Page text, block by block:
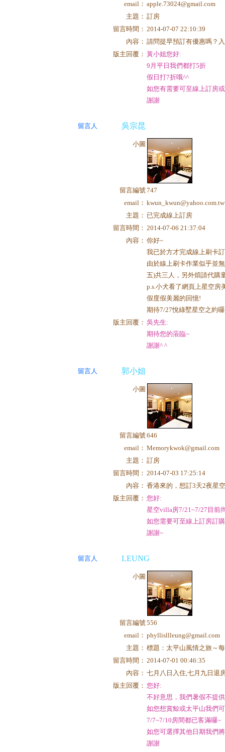
email： apple.73024@gmail.com
主題： 訂房
留言時間： 2014-07-07 22:10:39
內容： 請問提早預訂有優惠嗎？
版主回覆： 黃小姐您好:
9月平日我們都打5折
假日打7折哦^^
如您有需要可至線上訂房
謝謝
留言人 吳宗昆
小圖
留言編號747
email： kwun_kwun@yahoo.com.tw
主題： 已完成線上訂房
留言時間： 2014-07-06 21:37:04
內容： 你好~
我已於方才完成線上刷卡
由於線上刷卡作業似乎並
五)共三人，另外煩請代購
p.s.小犬看了網頁上星空
假度假美麗的回憶!
期待7/27悅綠墅星空之約
版主回覆： 吳先生:
期待您的蒞臨~
謝謝^ ^
留言人 郭小姐
小圖
留言編號646
email： Memorykwok@gmail.com
主題： 訂房
留言時間： 2014-07-03 17:25:14
內容： 香港來的，想訂3天2夜星
版主回覆： 您好:
星空villa房7/21~7/27目前
如您需要可至線上訂房訂
謝謝~
留言人 LEUNG
小圖
留言編號556
email： phyllisllleung@gmail.com
主題： 標題：太平山風情之旅～
留言時間： 2014-07-01 00:46:35
內容： 七月八日入住,七月九日退
版主回覆： 您好:
不好意思，我們暑假不提
如您想賞鯨或太平山我們
7/7~7/10房間都已客滿囉~
如您可選擇其他日期我們
謝謝